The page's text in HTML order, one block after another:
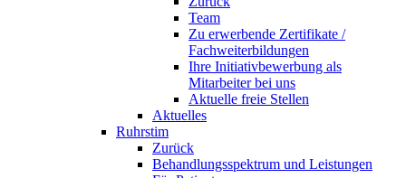
Team
Zu erwerbende Zertifikate /
Fachweiterbildungen
Ihre Initiativbewerbung als
Mitarbeiter bei uns
Aktuelle freie Stellen
Aktuelles
Ruhrstim
Zurück
Behandlungsspektrum und Leistungen